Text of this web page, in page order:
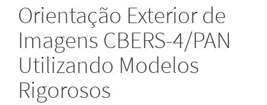
Orientação Exterior de
Imagens CBERS-4/PAN
Utilizando Modelos
Rigorosos